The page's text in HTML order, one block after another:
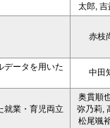
太郎, 吉
赤枝
データを用いた
中田
就業・育児両立
奥貫順
弥乃莉,
松尾颯